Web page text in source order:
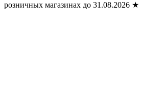
розничных магазинах до 31.08.2026 ★